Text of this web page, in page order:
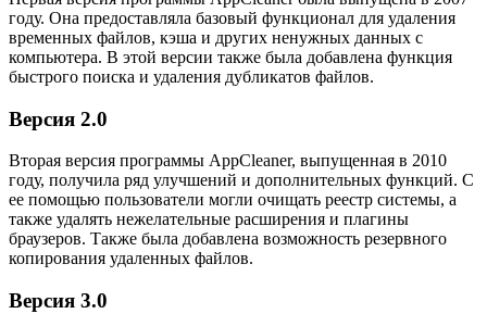
году. Она предоставляла базовый функционал для удаления
временных файлов, кэша и других ненужных данных с
компьютера. В этой версии также была добавлена функция
быстрого поиска и удаления дубликатов файлов.
Версия 2.0
Вторая версия программы AppCleaner, выпущенная в 2010
году, получила ряд улучшений и дополнительных функций. С
ее помощью пользователи могли очищать реестр системы, а
также удалять нежелательные расширения и плагины
браузеров. Также была добавлена возможность резервного
копирования удаленных файлов.
Версия 3.0